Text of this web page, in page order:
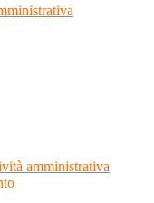
amministrativa